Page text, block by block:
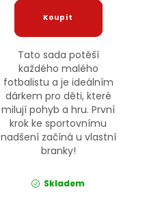
Tato sada potěší
každého malého
fotbalistu a je ideálním
dárkem pro děti, které
milují pohyb a hru. První
krok ke sportovnímu
nadšení začíná u vlastní
branky!
Skladem